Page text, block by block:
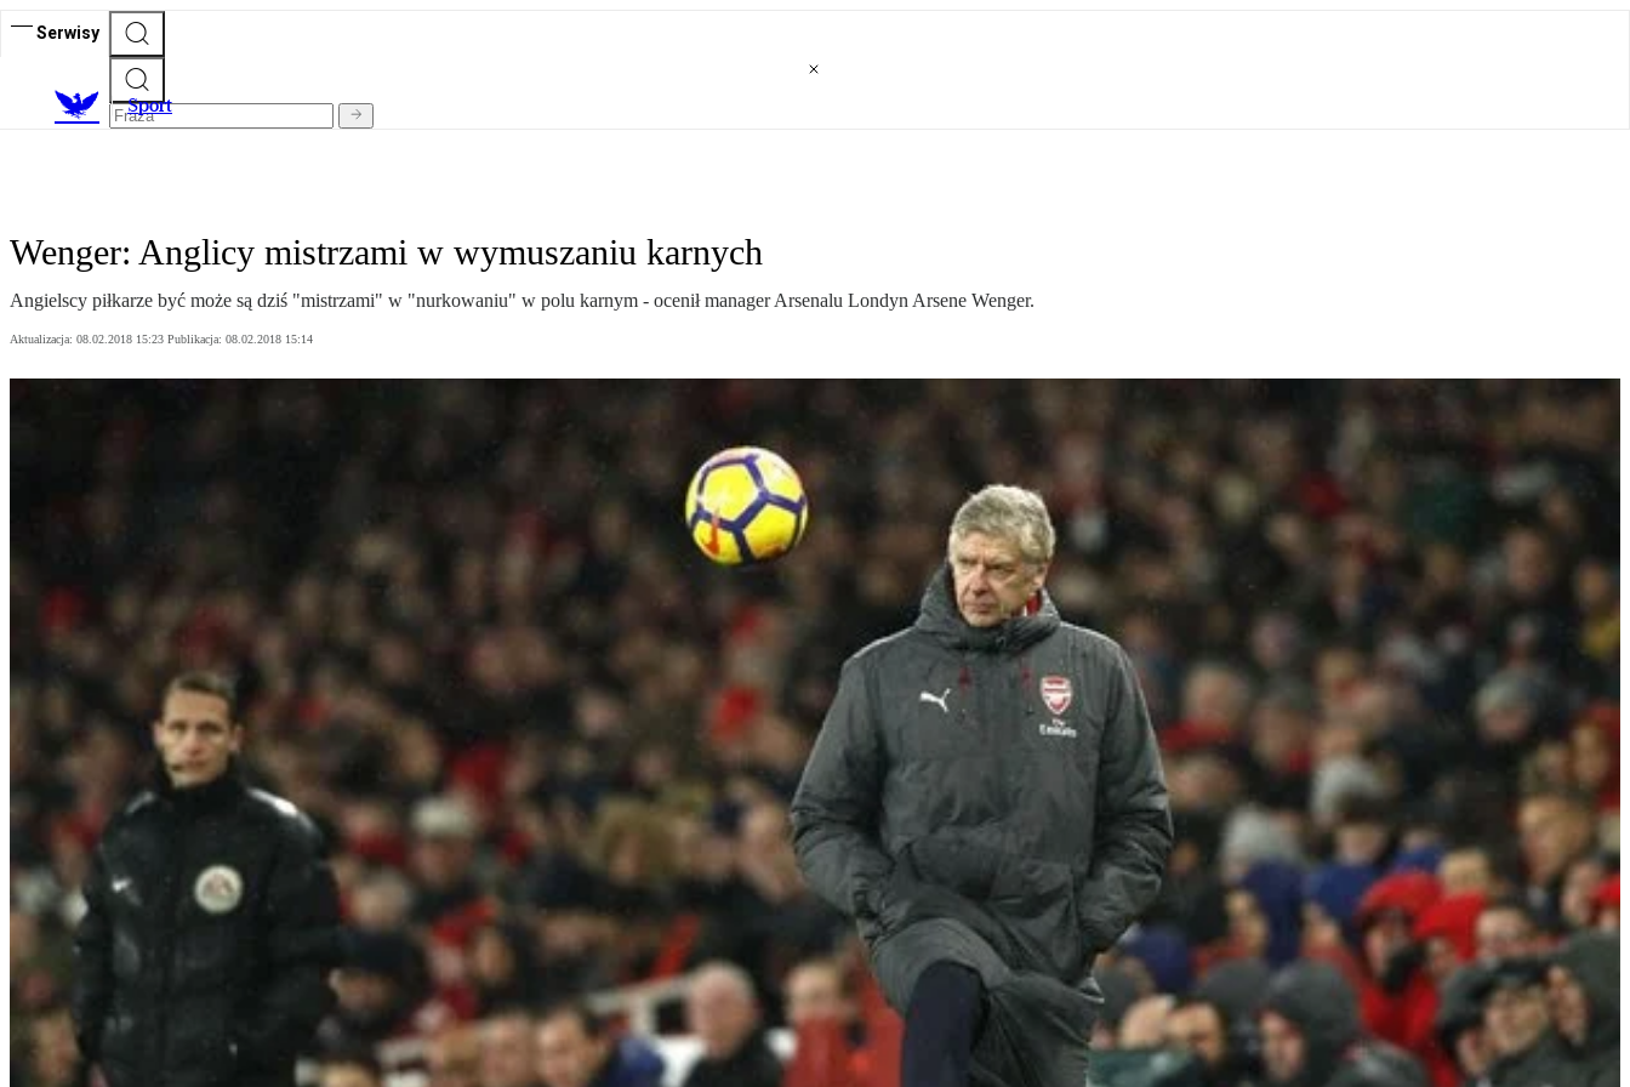
Serwisy
Sport
Wenger: Anglicy mistrzami w wymuszaniu karnych
Angielscy piłkarze być może są dziś "mistrzami" w "nurkowaniu" w polu karnym - ocenił manager Arsenalu Londyn Arsene Wenger.
Aktualizacja: 08.02.2018 15:23 Publikacja: 08.02.2018 15:14